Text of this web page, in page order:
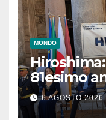
MONDO
81esimo
monito
6 AGOSTO 2026